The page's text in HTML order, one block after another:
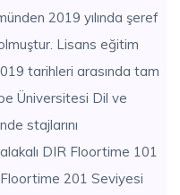
2019 yılında şeref
Lisans eğitim
tarihleri arasında tam
Üniversitesi Dil ve
stajlarını
DIR Floortime 101
201 Seviyesi